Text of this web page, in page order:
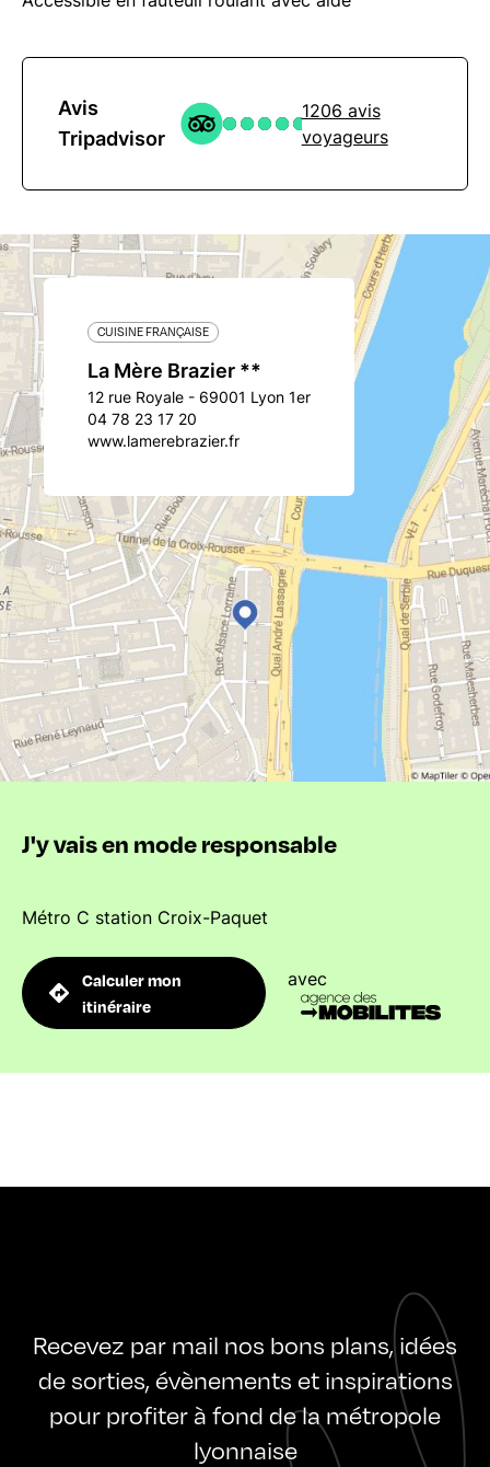
Avis
Tripadvisor
1206 avis
voyageurs
CUISINE FRANÇAISE
La Mère Brazier **
12 rue Royale - 69001 Lyon 1er
04 78 23 17 20
www.lamerebrazier.fr
J'y vais en mode responsable
Métro C station Croix-Paquet
Calculer mon
itinéraire
avec
Recevez par mail nos bons plans, idées
de sorties, évènements et inspirations
pour profiter à fond de la métropole
lyonnaise